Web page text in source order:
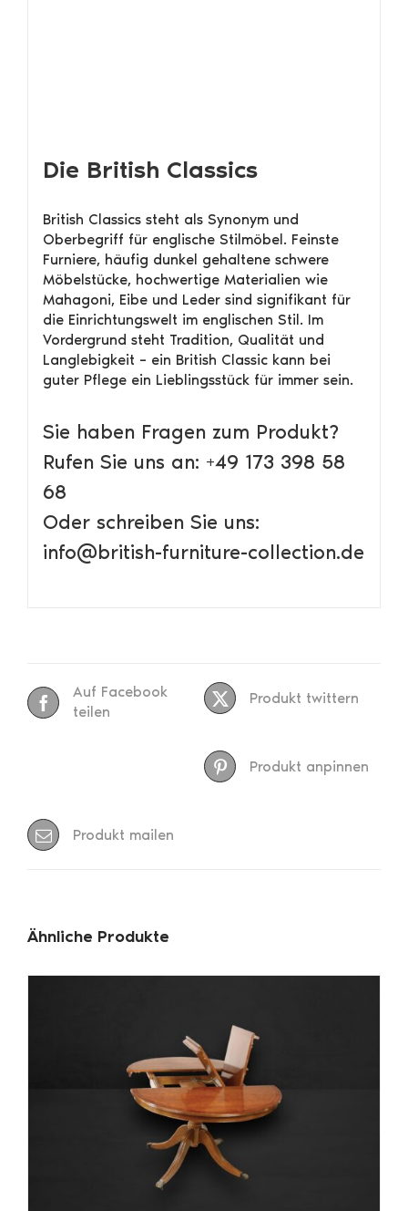
Die British Classics
British Classics steht als Synonym und
Oberbegriff für englische Stilmöbel. Feinste
Furniere, häufig dunkel gehaltene schwere
Möbelstücke, hochwertige Materialien wie
Mahagoni, Eibe und Leder sind signifikant für
die Einrichtungswelt im englischen Stil. Im
Vordergrund steht Tradition, Qualität und
Langlebigkeit – ein British Classic kann bei
guter Pflege ein Lieblingsstück für immer sein.
Sie haben Fragen zum Produkt?
Rufen Sie uns an: +49 173 398 58
68
Oder schreiben Sie uns:
info@british-furniture-collection.de
Auf Facebook
teilen
Produkt twittern
Produkt anpinnen
Produkt mailen
Ähnliche Produkte